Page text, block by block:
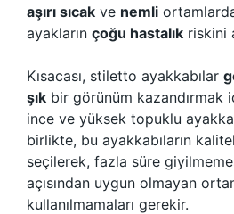
aşırı sıcak ve nemli
ayakların çoğu hastalık riskini
Kısacası, stiletto ayakkabılar
şık bir görünüm kazandırmak
ince ve yüksek topuklu
birlikte, bu ayakkabıların
seçilerek, fazla süre
açısından uygun olmayan
kullanılmamaları gerekir.